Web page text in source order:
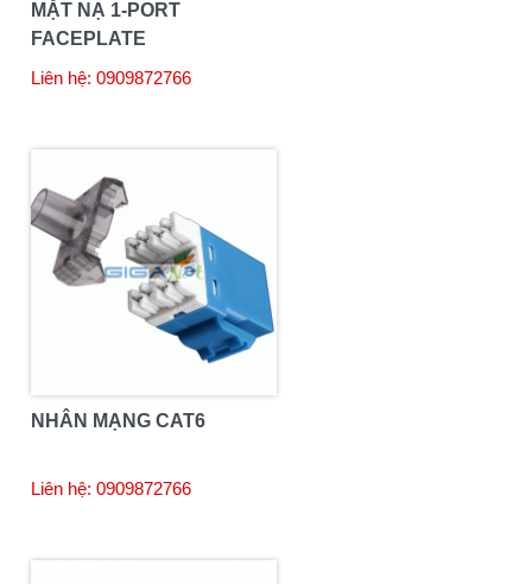
MẶT NẠ 1-PORT
FACEPLATE
COMMSCOPE
Liên hệ: 0909872766
NHÂN MẠNG CAT6
Liên hệ: 0909872766